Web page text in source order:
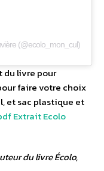
(@ecolo_mon_cul)
du livre pour
faire votre choix
et sac plastique et
Extrait Ecolo
du livreÉcolo,